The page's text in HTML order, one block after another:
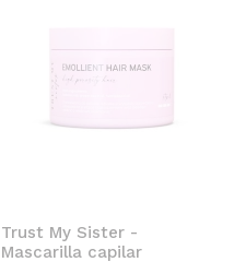
Trust My Sister -
Mascarilla capilar